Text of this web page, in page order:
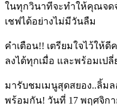
ในทุกวินาทีจะทำให้คุณจด
เชฟได้อย่างไม่มีวันลืม
คำเตือน!! เตรียมใจไว้ให้
ลงได้ทุกเมื่อ และพร้อมเป
มารับชมเมนูสุดสยอง..ลิ้ม
พร้อมกัน! วันที่ 17 พฤศจิก